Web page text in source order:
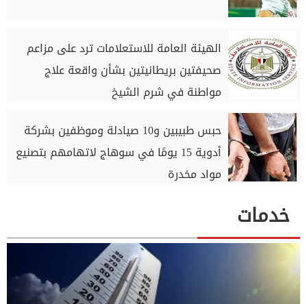
الهيئة العامة للاستعلامات ترد على مزاعم
صحيفتين بريطانيتين بشأن واقعة علاج
مواطنة في شرم الشيخ
حبس طبيبين و10 صيادلة وموظفين بشركة
أدوية 15 يومًا في سوهاج لاتهامهم بتصنيع
مواد مخدرة
خدمات